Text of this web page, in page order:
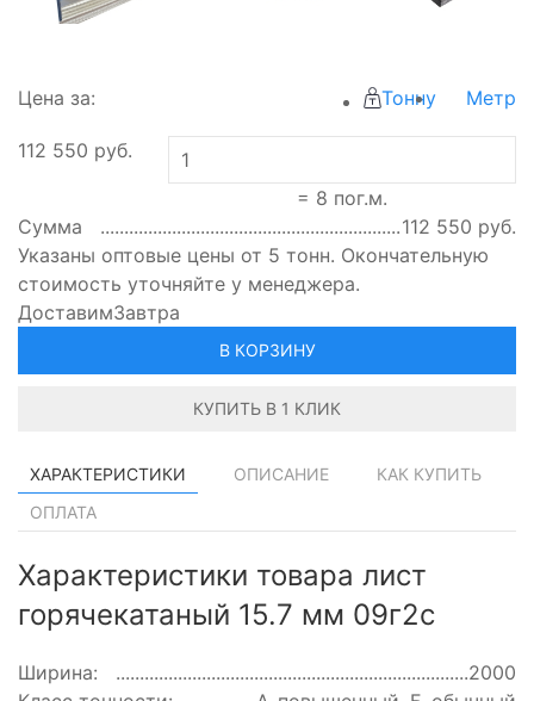
Цена за: Тонну Метр
112 550 руб.
= 8 пог.м.
Сумма
112 550 руб.
Указаны оптовые цены от 5 тонн. Окончательную
стоимость уточняйте у менеджера.
ДоставимЗавтра
В КОРЗИНУ
КУПИТЬ В 1 КЛИК
ХАРАКТЕРИСТИКИ ОПИСАНИЕ
КАК КУПИТЬ
ОПЛАТА
Характеристики товара лист
горячекатаный 15.7 мм 09г2с
Ширина:
2000